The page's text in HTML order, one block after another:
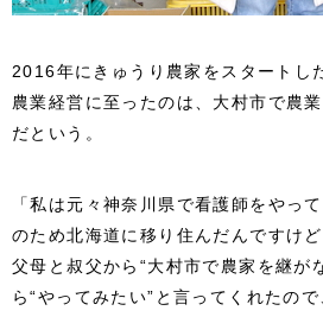
2016年にきゅうり農家をスタートし
農業経営に至ったのは、大村市で農
だという。
「私は元々神奈川県で看護師をやっ
のため北海道に移り住んだんですけ
父母と叔父から“大村市で農家を継が
ら“やってみたい”と言ってくれたの